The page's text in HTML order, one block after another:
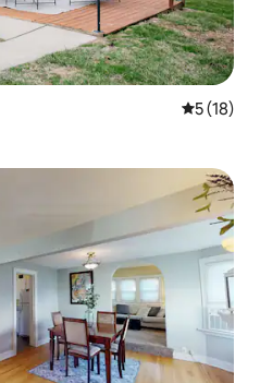
5 de uma
5 (18)